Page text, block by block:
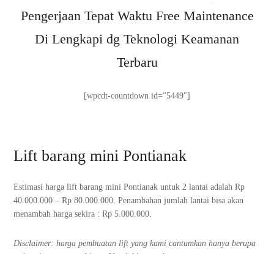
Pengerjaan Tepat Waktu Free Maintenance
Di Lengkapi dg Teknologi Keamanan
Terbaru
[wpcdt-countdown id=”5449″]
Lift barang mini Pontianak
Estimasi harga lift barang mini Pontianak untuk 2 lantai adalah Rp
40.000.000 – Rp 80.000.000. Penambahan jumlah lantai bisa akan
menambah harga sekira : Rp 5.000.000.
Disclaimer: harga pembuatan lift yang kami cantumkan hanya berupa